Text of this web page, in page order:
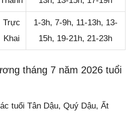
Trực
Khai
1-3h, 7-9h, 11-13h, 13-
15h, 19-21h, 21-23h
tháng 7 năm 2026 tuổi
tuổi Tân Dậu, Quý Dậu, Ất